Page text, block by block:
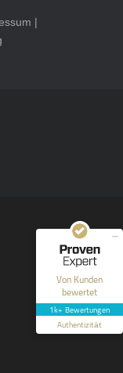
|
Von Kunden
bewertet
1k+ Bewertungen
Authentizität
und Erfahrungen zu
40
Bewertungen auf
ProvenExpert.com
Profil werfen